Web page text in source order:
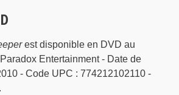
est disponible en DVD au
Entertainment - Date de
- Code UPC : 774212102110 -